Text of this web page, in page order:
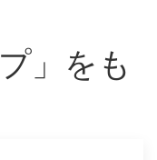
」をも